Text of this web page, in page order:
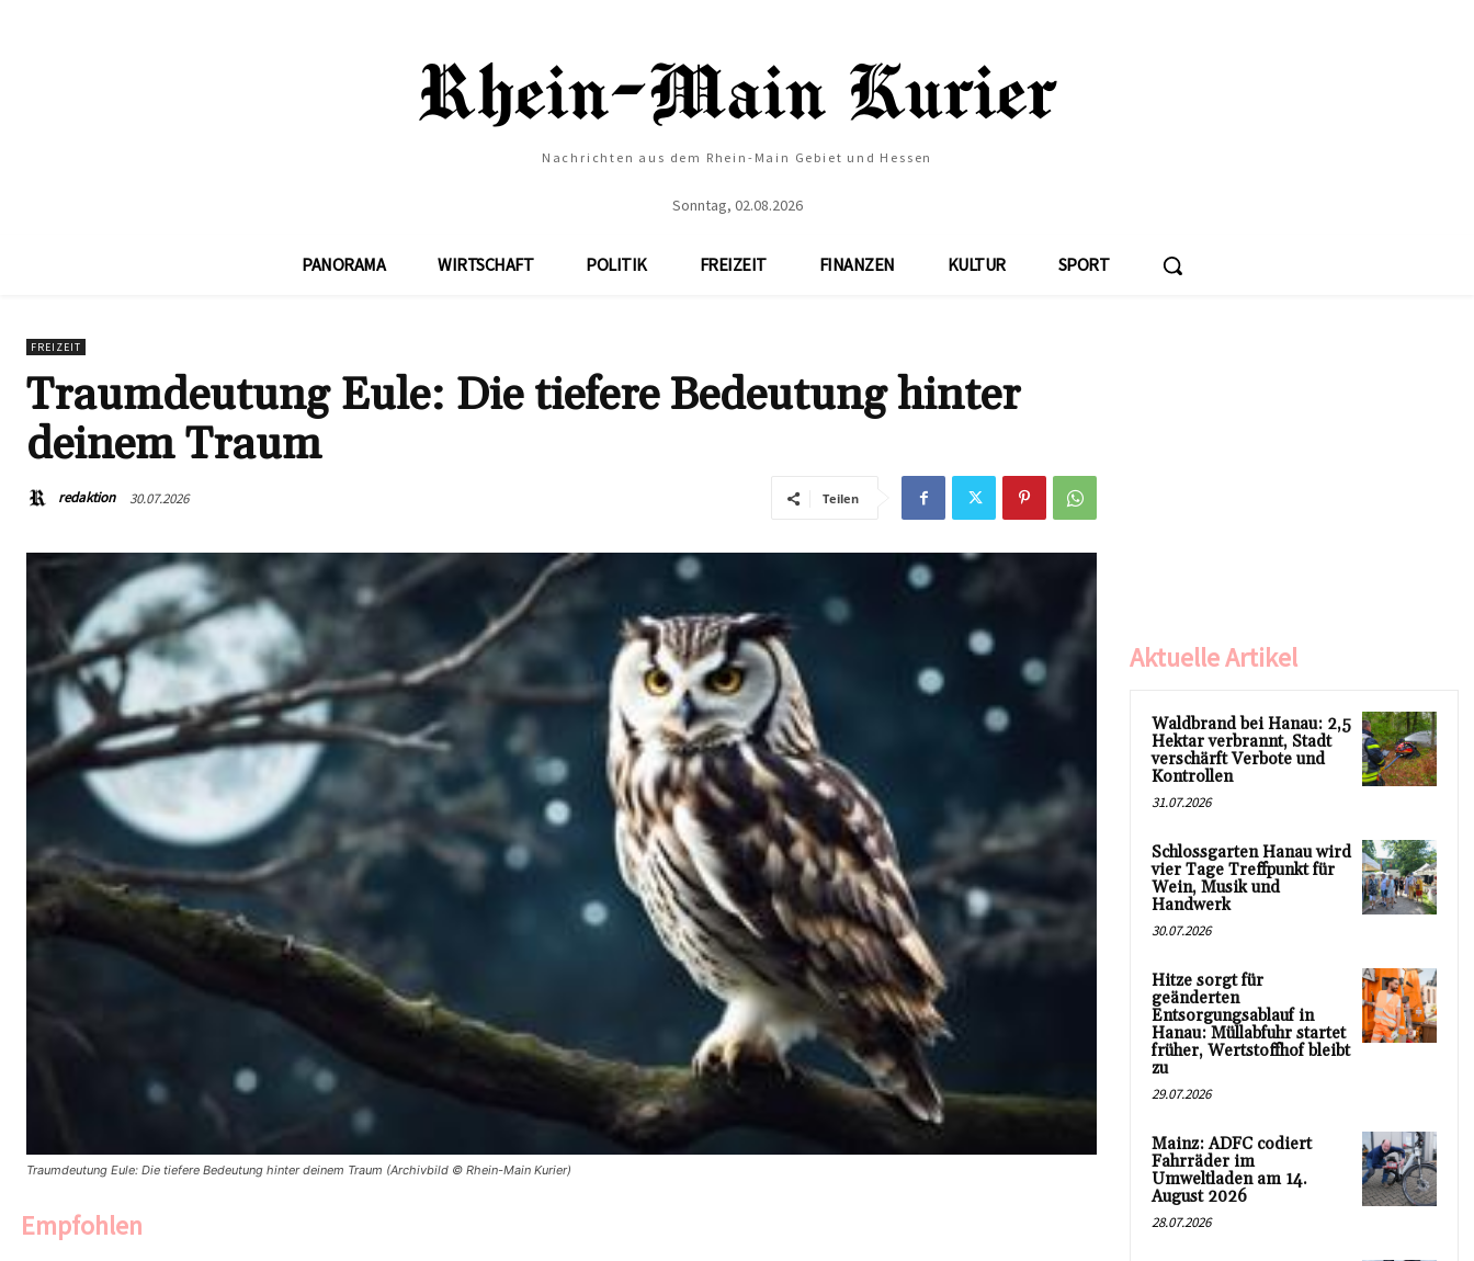
Nachrichten aus dem Rhein-Main Gebiet und Hessen
Sonntag, 02.08.2026
PANORAMA WIRTSCHAFT POLITIK FREIZEIT FINANZEN KULTUR SPORT
FREIZEIT
Traumdeutung Eule: Die tiefere Bedeutung hinter
deinem Traum
redaktion 30.07.2026 Teilen
Traumdeutung Eule: Die tiefere Bedeutung hinter deinem Traum (Archivbild © Rhein-Main Kurier)
Empfohlen
Aktuelle Artikel
Waldbrand bei Hanau: 2,5
Hektar verbrannt, Stadt
verschärft Verbote und
Kontrollen
31.07.2026
Schlossgarten Hanau wird
vier Tage Treffpunkt für
Wein, Musik und
Handwerk
30.07.2026
Hitze sorgt für
geänderten
Entsorgungsablauf in
Hanau: Müllabfuhr startet
früher, Wertstoffhof bleibt
zu
29.07.2026
Mainz: ADFC codiert
Fahrräder im
Umweltladen am 14.
August 2026
28.07.2026